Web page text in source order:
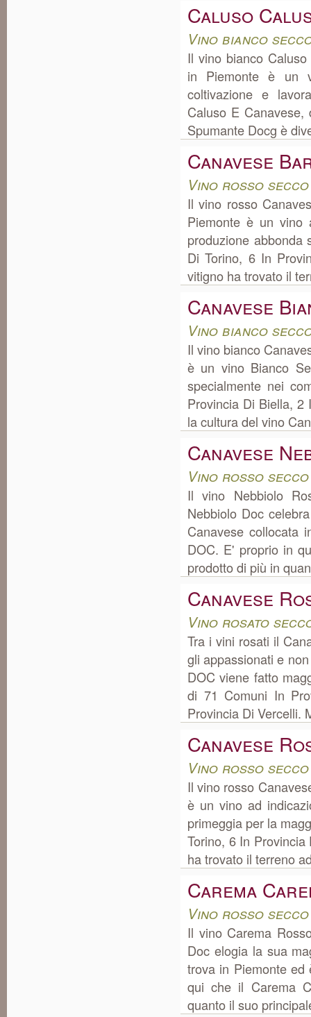
Caluso
Vino bianco
Il vino bianco
in Piemonte è un
coltivazione e
Caluso E
Spumante Docg è
Canavese
Vino rosso secco
Il vino rosso
Piemonte è un
produzione abbonda
Di Torino, 6 In
vitigno ha trovato il
Canavese
Vino bianco
Il vino bianco
è un vino Bianco
specialmente nei
Provincia Di Biella, 2
la cultura del vino
Canavese
Vino rosso secco
Il vino Nebbiolo
Nebbiolo Doc
Canavese collocata
DOC. E' proprio in
prodotto di più in
Canavese
Vino rosato
Tra i vini rosati il
gli appassionati e
DOC viene fatto
di 71 Comuni In
Provincia Di Vercelli.
Canavese
Vino rosso secco
Il vino rosso
è un vino ad
primeggia per la
Torino, 6 In
ha trovato il terreno
Carema
Vino rosso secco
Il vino Carema
Doc elogia la sua
trova in Piemonte
qui che il Carema
quanto il suo